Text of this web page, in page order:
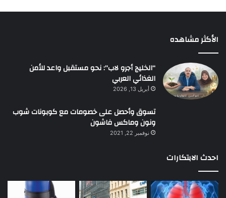
الأكثر مشاهده
“الخليج أجرو لاب”: نحو مستقبل واعد للأمن
الغذائي العربي
أبريل 13, 2026
تسوق وأحصل على خصومات مع كوبونات شوب
ونون وماكس فاشون
نوفمبر 22, 2021
احدث الابتكارات